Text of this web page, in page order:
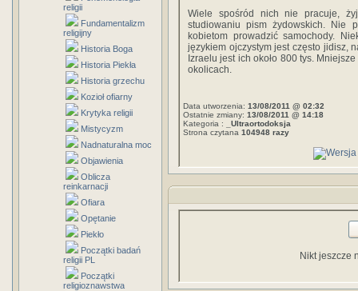
religii
Fundamentalizm
religijny
Historia Boga
Historia Piekła
Historia grzechu
Kozioł ofiarny
Krytyka religii
Mistycyzm
Nadnaturalna moc
Objawienia
Oblicza
reinkarnacji
Ofiara
Opętanie
Piekło
Początki badań
religii PL
Początki
religioznawstwa
Wiele spośród nich nie pracuje,
studiowaniu pism żydowskich. Nie
kobietom prowadzić samochody.
językiem ojczystym jest często jidisz,
Izraelu jest ich około 800 tys.
okolicach.
Data utworzenia: 13/08/2011 @ 02:32
Ostatnie zmiany: 13/08/2011 @ 14:18
Kategoria :
_Ultraortodoksja
Strona czytana 104948 razy
Nikt jeszcze